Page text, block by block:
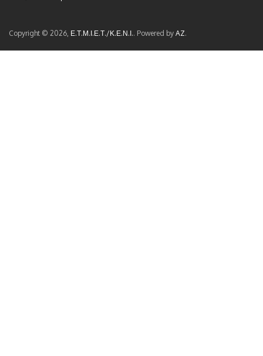
Copyright © 2026, Ε.Τ.Μ.Ι.Ε.Τ./Κ.Ε.Ν.Ι.. Powered by AZ.